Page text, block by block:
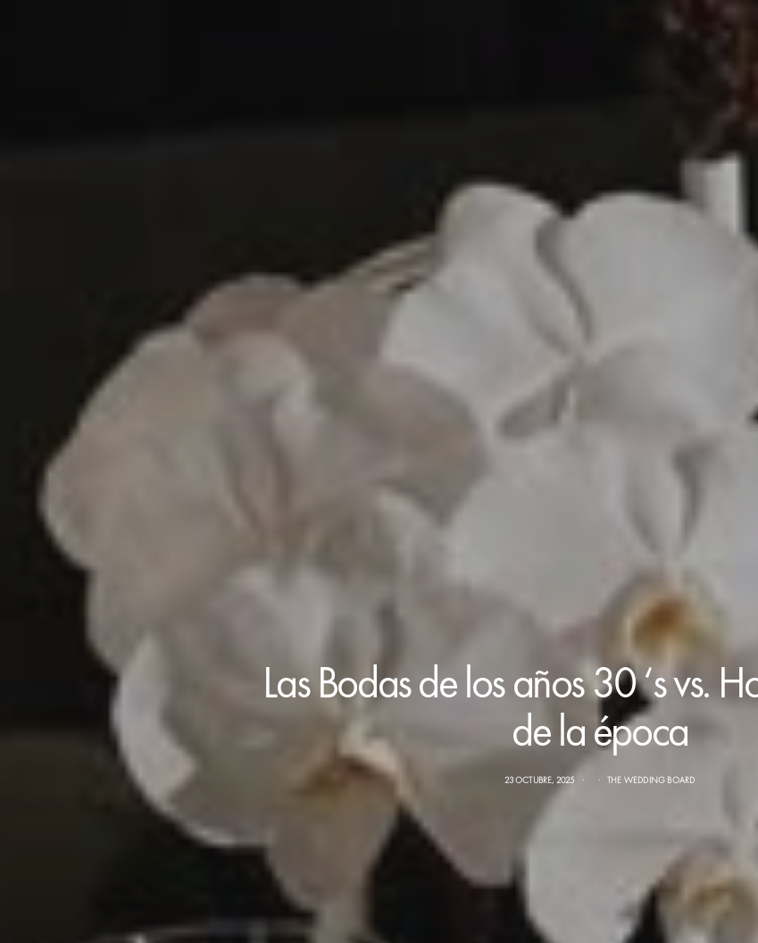
Las Bodas de los años 30 ‘s vs.
de la época
23 OCTUBRE, 2025 THE WEDDING BOARD